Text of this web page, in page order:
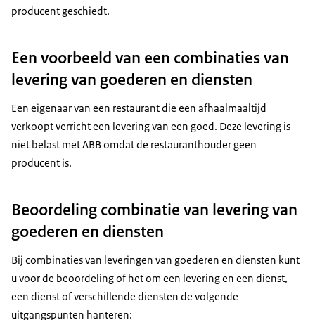
producent geschiedt.
Een voorbeeld van een combinaties van
levering van goederen en diensten
Een eigenaar van een restaurant die een afhaalmaaltijd
verkoopt verricht een levering van een goed. Deze levering is
niet belast met ABB omdat de restauranthouder geen
producent is.
Beoordeling combinatie van levering van
goederen en diensten
Bij combinaties van leveringen van goederen en diensten kunt
u voor de beoordeling of het om een levering en een dienst,
een dienst of verschillende diensten de volgende
uitgangspunten hanteren: